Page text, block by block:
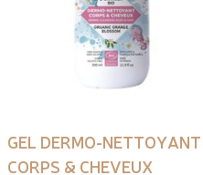
GEL DERMO-NETTOYANT
CORPS & CHEVEUX